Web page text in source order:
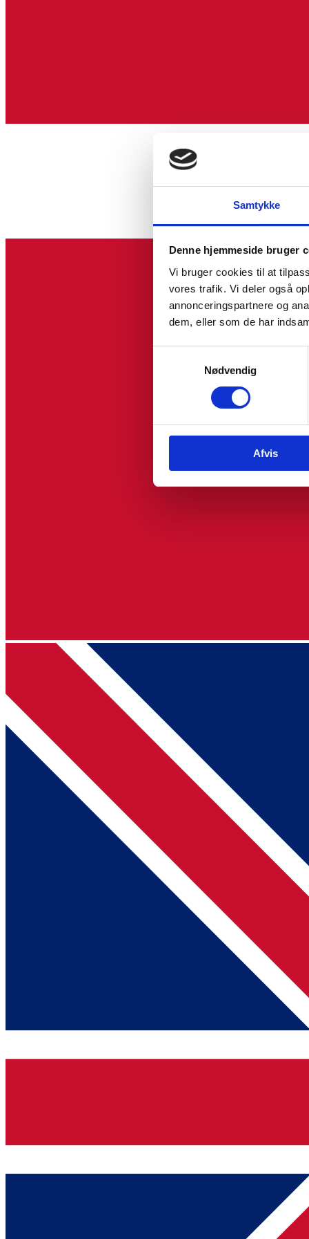
Samtykke
Denne hjemmeside bruger
Vi bruger cookies til at
vores trafik. Vi deler også
annonceringspartnere og
dem, eller som de har
Nødvendig
Afvis